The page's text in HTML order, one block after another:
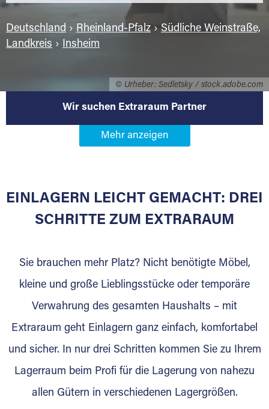
© Urheber: Sedletsky / stock.adobe.com
Deutschland › Rheinland-Pfalz › Südliche Weinstraße,
Landkreis › Insheim
Wir suchen Extraraum Partner
Werden Sie Extraraum Partner in
Sie bieten Kunden Lagerraum zur Miete, der
für die Einlagerung von Umzugsgut gebaut
Lagerkunden und Vermietungen.
Ihre Vorteile als Extraraum Partner:
Marktgerechte Preise
Digitale Buchungsplattform
Gewinnung von Neukunden
Nachricht.
EINLAGERN LEICHT GEMACHT: DREI
SCHRITTE ZUM EXTRARAUM
Sie brauchen mehr Platz? Nicht benötigte Möbel,
kleine und große Lieblingsstücke oder temporäre
Verwahrung des gesamten Haushalts – mit
Extraraum geht Einlagern ganz einfach, komfortabel
und sicher. In nur drei Schritten kommen Sie zu Ihrem
Lagerraum beim Profi für die Lagerung von nahezu
allen Gütern in verschiedenen Lagergrößen.